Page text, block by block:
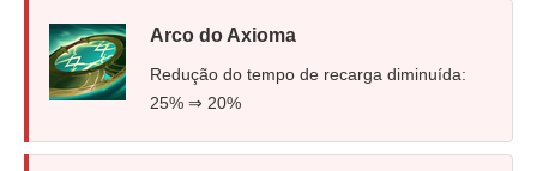
Arco do Axioma
Redução do tempo de recarga diminuída:
25% ⇒ 20%